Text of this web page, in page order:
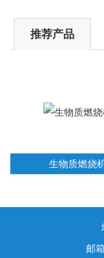
推荐产品
生物质燃烧
邮